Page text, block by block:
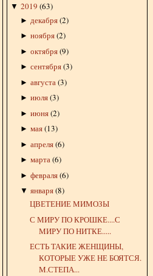
▼ 2019 (63)
► декабря(2)
► ноября(2)
► октября(9)
► сентября(3)
► августа (3)
► июля(3)
► июня(2)
► мая(13)
► апреля(6)
► марта(6)
► февраля(6)
▼ января(8)
ЦВЕТЕНИЕ МИМОЗЫ
С МИРУ ПО КРОШКЕ....С
МИРУ ПО НИТКЕ.....
ЕСТЬ ТАКИЕ ЖЕНЩИНЫ,
КОТОРЫЕ УЖЕ НЕ БОЯТСЯ.
М.СТЕПА...